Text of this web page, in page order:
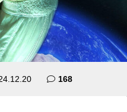
168komentara